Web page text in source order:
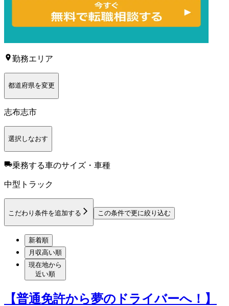
勤務エリア
都道府県を変更
志布志市
選択しなおす
乗務する車のサイズ・車種
中型トラック
こだわり条件を追加する この条件で更に絞り込む
新着順
月収高い順
現在地から
近い順
【普通免許から夢のドライバーへ！】